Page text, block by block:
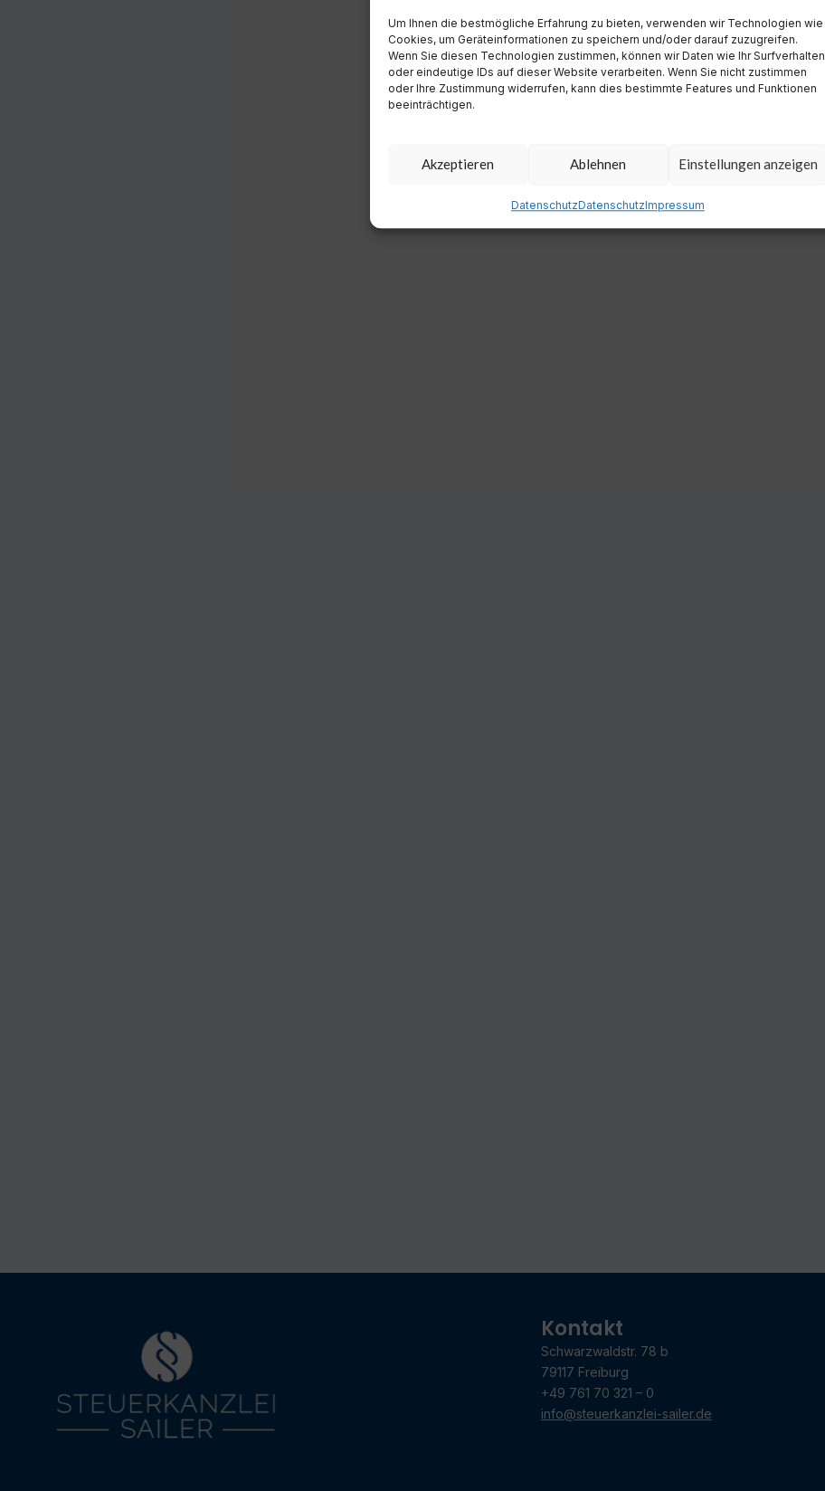
Um Ihnen die bestmögliche Erfahrung zu bieten, verwenden wir Technologien wie
Cookies, um Geräteinformationen zu speichern und/oder darauf zuzugreifen.
Wenn Sie diesen Technologien zustimmen, können wir Daten wie Ihr Surfverhalten
oder eindeutige IDs auf dieser Website verarbeiten. Wenn Sie nicht zustimmen
oder Ihre Zustimmung widerrufen, kann dies bestimmte Features und Funktionen
beeinträchtigen.
Akzeptieren Ablehnen Einstellungen anzeigen
DatenschutzDatenschutzImpressum
Kontakt
Schwarzwaldstr. 78 b
79117 Freiburg
+49 761 70 321 – 0
info@steuerkanzlei-sailer.de